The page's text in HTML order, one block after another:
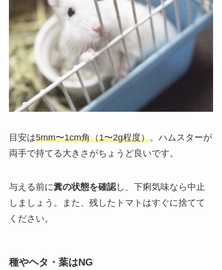
目安は5mm〜1cm角（1〜2g程度）。ハムスターが
両手で持てる大きさがちょうど良いです。
与える前に糞の状態を確認し、下痢気味なら中止
しましょう。また、残したトマトはすぐに捨てて
ください。
種やヘタ・葉はNG